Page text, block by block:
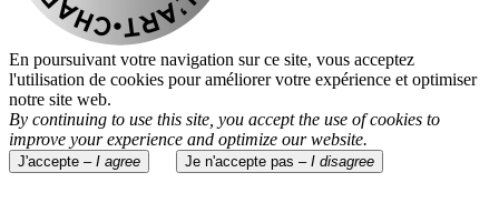
En poursuivant votre navigation sur ce site, vous acceptez
l'utilisation de cookies pour améliorer votre expérience et optimiser
notre site web.
By continuing to use this site, you accept the use of cookies to
improve your experience and optimize our website.
J'accepte – I agree Je n'accepte pas – I disagree